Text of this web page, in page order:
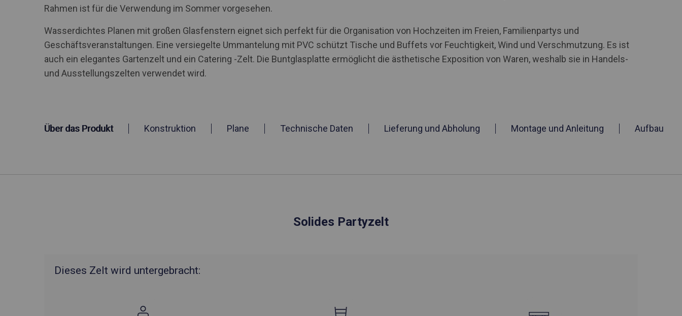
Rahmen ist für die Verwendung im Sommer vorgesehen.
Wasserdichtes Planen mit großen Glasfenstern eignet sich perfekt für die Organisation von Hochzeiten im Freien, Familienpartys und
Geschäftsveranstaltungen. Eine versiegelte Ummantelung mit PVC schützt Tische und Buffets vor Feuchtigkeit, Wind und Verschmutzung. Es ist
auch ein elegantes Gartenzelt und ein Catering -Zelt. Die Buntglasplatte ermöglicht die ästhetische Exposition von Waren, weshalb sie in Handels-
und Ausstellungszelten verwendet wird.
Über das Produkt Konstruktion Plane Technische Daten Lieferung und Abholung Montage und Anleitung Aufbau
Solides Partyzelt
Dieses Zelt wird untergebracht: